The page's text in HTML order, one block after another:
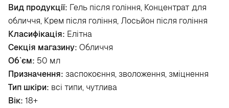
Вид продукції: Гель після гоління, Концентрат для
обличчя, Крем після гоління, Лосьйон після гоління
Класифікація: Елітна
Секція магазину: Обличчя
Об`єм: 50 мл
Призначення: заспокоєння, зволоження, зміцнення
Тип шкіри: всі типи, чутлива
Вік: 18+